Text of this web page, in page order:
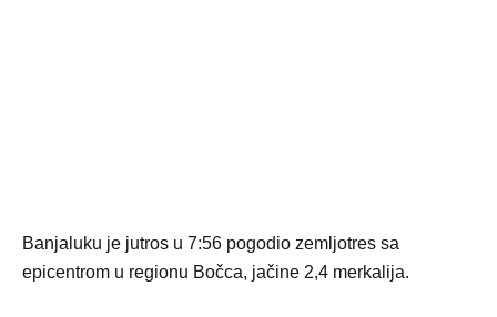
Banjaluku je jutros u 7:56 pogodio zemljotres sa
epicentrom u regionu Bočca, jačine 2,4 merkalija.